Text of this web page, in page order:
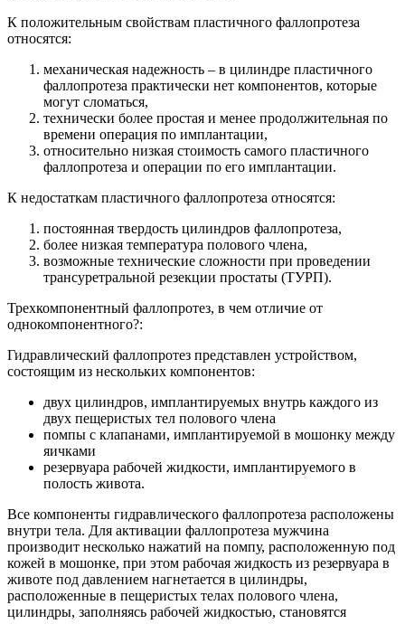
К положительным свойствам пластичного фаллопротеза
относятся:
механическая надежность – в цилиндре пластичного
фаллопротеза практически нет компонентов, которые
могут сломаться,
технически более простая и менее продолжительная по
времени операция по имплантации,
относительно низкая стоимость самого пластичного
фаллопротеза и операции по его имплантации.
К недостаткам пластичного фаллопротеза относятся:
постоянная твердость цилиндров фаллопротеза,
более низкая температура полового члена,
возможные технические сложности при проведении
трансуретральной резекции простаты (ТУРП).
Трехкомпонентный фаллопротез, в чем отличие от
однокомпонентного?:
Гидравлический фаллопротез представлен устройством,
состоящим из нескольких компонентов:
двух цилиндров, имплантируемых внутрь каждого из
двух пещеристых тел полового члена
помпы с клапанами, имплантируемой в мошонку между
яичками
резервуара рабочей жидкости, имплантируемого в
полость живота.
Все компоненты гидравлического фаллопротеза расположены
внутри тела. Для активации фаллопротеза мужчина
производит несколько нажатий на помпу, расположенную под
кожей в мошонке, при этом рабочая жидкость из резервуара в
животе под давлением нагнетается в цилиндры,
расположенные в пещеристых телах полового члена,
цилиндры, заполняясь рабочей жидкостью, становятся